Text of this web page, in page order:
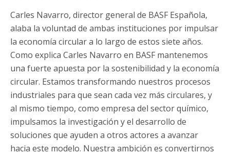
Carles Navarro, director general de BASF Española,
alaba la voluntad de ambas instituciones por impulsar
la economía circular a lo largo de estos siete años.
Como explica Carles Navarro en BASF mantenemos
una fuerte apuesta por la sostenibilidad y la economía
circular. Estamos transformando nuestros procesos
industriales para que sean cada vez más circulares, y
al mismo tiempo, como empresa del sector químico,
impulsamos la investigación y el desarrollo de
soluciones que ayuden a otros actores a avanzar
hacia este modelo. Nuestra ambición es convertirnos